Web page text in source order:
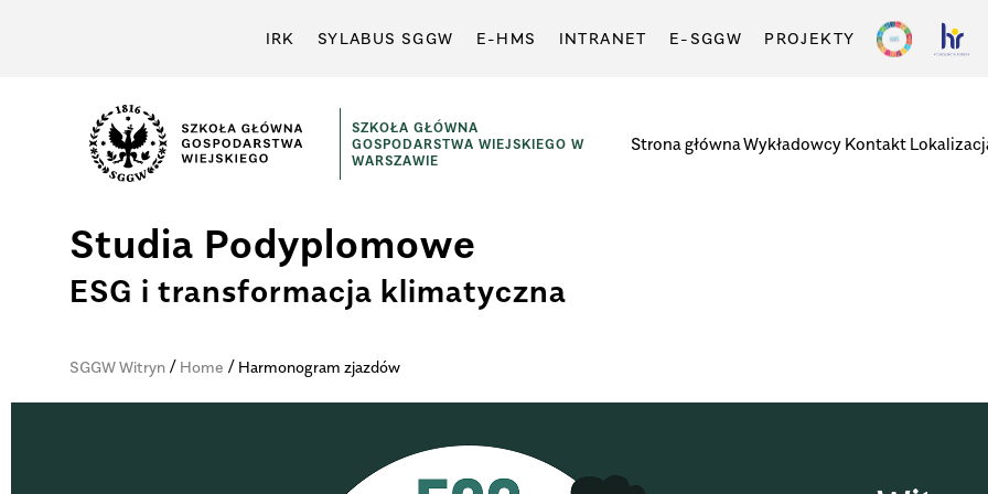
IRK SYLABUS SGGW E-HMS INTRANET E-SGGW PROJEKTY
SZKOŁA GŁÓWNA
GOSPODARSTWA WIEJSKIEGO W
WARSZAWIE
Strona głównaWykładowcy Kontakt
Studia Podyplomowe
ESG i transformacja klimatyczna
SGGW Witryn/ Home / Harmonogram zjazdów